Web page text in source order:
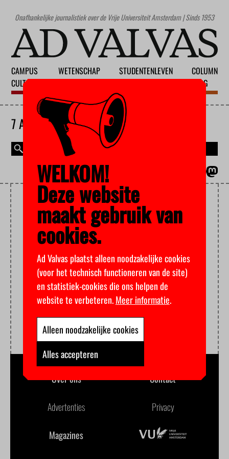
Onafhankelijke journalistiek over de Vrije Universiteit Amsterdam | Sinds 1953
CAMPUS
CULTUUR
WETENSCHAP
STUDENTENLEVEN
COLUMN
BLOG
7 AUGUSTUS 2026
GRIEKS EN LATIJN
Over ons Contact
Advertenties Privacy
Magazines
WELKOM!
Deze website
maakt gebruik van
cookies.
Ad Valvas plaatst alleen noodzakelijke cookies
(voor het technisch functioneren van de site)
en statistiek-cookies die ons helpen de
website te verbeteren.Meer informatie.
Alleen noodzakelijke cookies
Alles accepteren